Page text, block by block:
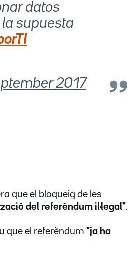
datos
supuesta
2017
que el bloqueig de les
del referèndum il·legal".
que el referèndum "ja ha